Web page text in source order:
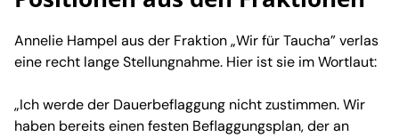
Annelie Hampel aus der Fraktion „Wir für Taucha” verlas
eine recht lange Stellungnahme. Hier ist sie im Wortlaut:
„Ich werde der Dauerbeflaggung nicht zustimmen. Wir
haben bereits einen festen Beflaggungsplan, der an